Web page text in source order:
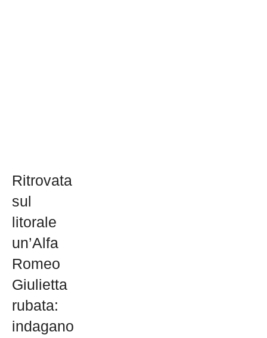
Ritrovata
sul
litorale
un’Alfa
Romeo
Giulietta
rubata:
indagano